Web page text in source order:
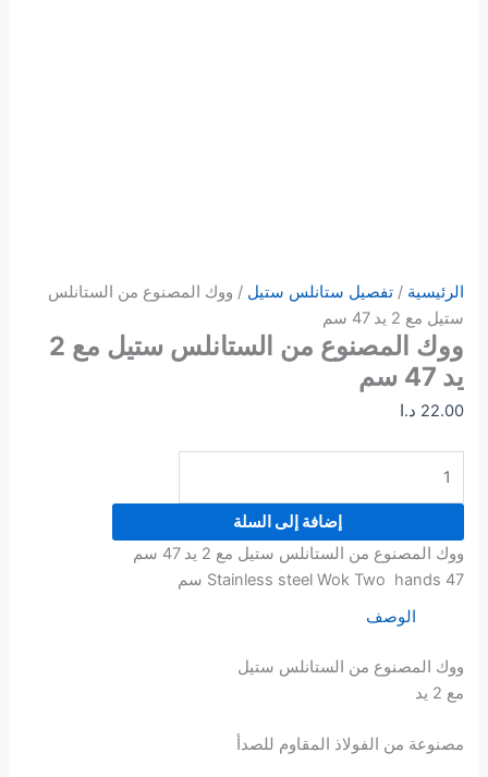
الرئيسية /تفصيل ستانلس ستيل / ووك المصنوع من الستانلس
ستيل مع 2 يد 47 سم
ووك المصنوع من الستانلس ستيل مع 2
يد 47 سم
22.00 د.ا
إضافة إلى السلة
ووك المصنوع من الستانلس ستيل مع 2 يد 47 سم
Stainless steel Wok Two hands 47 سم
الوصف
ووك المصنوع من الستانلس ستيل
مع 2 يد
مصنوعة من الفولاذ المقاوم للصدأ